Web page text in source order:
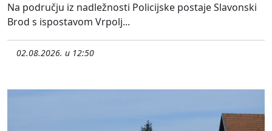
Na području iz nadležnosti Policijske postaje Slavonski
Brod s ispostavom Vrpolj...
02.08.2026. u 12:50